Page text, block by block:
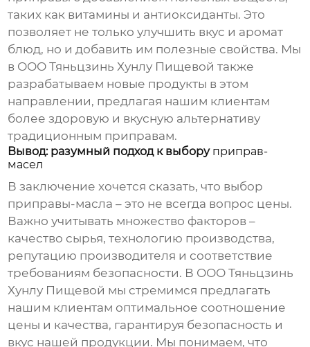
таких как витамины и антиоксиданты. Это
позволяет не только улучшить вкус и аромат
блюд, но и добавить им полезные свойства. Мы
в ООО Тяньцзинь Хунлу Пищевой также
разрабатываем новые продукты в этом
направлении, предлагая нашим клиентам
более здоровую и вкусную альтернативу
традиционным приправам.
Вывод: разумный подход к выбору приправ-
масел
В заключение хочется сказать, что выбор
приправы-масла – это не всегда вопрос цены.
Важно учитывать множество факторов –
качество сырья, технологию производства,
репутацию производителя и соответствие
требованиям безопасности. В ООО Тяньцзинь
Хунлу Пищевой мы стремимся предлагать
нашим клиентам оптимальное соотношение
цены и качества, гарантируя безопасность и
вкус нашей продукции. Мы понимаем, что